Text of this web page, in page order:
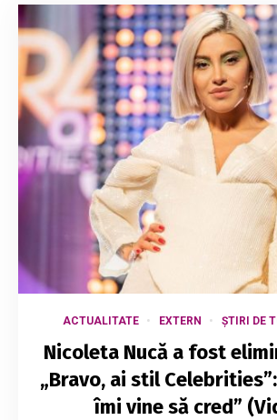
ACTUALITATE EXTERN ȘTIRI DE
Nicoleta Nucă a fost
„Bravo, ai stil
îmi vine să cred”